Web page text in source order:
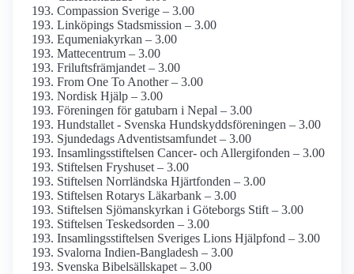
Compassion Sverige – 3.00
Linköpings Stadsmission – 3.00
Equmenia­kyrkan – 3.00
Mattecentrum – 3.00
Frilufts­främjandet – 3.00
From One To Another – 3.00
Nordisk Hjälp – 3.00
Föreningen för gatubarn i Nepal – 3.00
Hundstallet - Svenska Hundskydds­föreningen – 3.00
Sjundedags Adventist­samfundet – 3.00
Insamlings­stiftelsen Cancer- och Allergifonden – 3.00
Stiftelsen Fryshuset – 3.00
Stiftelsen Norrländska Hjärtfonden – 3.00
Stiftelsen Rotarys Läkarbank – 3.00
Stiftelsen Sjömanskyrkan i Göteborgs Stift – 3.00
Stiftelsen Teskedsorden – 3.00
Insamlings­stiftelsen Sveriges Lions Hjälpfond – 3.00
Svalorna Indien-Bangladesh – 3.00
Svenska Bibelsällskapet – 3.00